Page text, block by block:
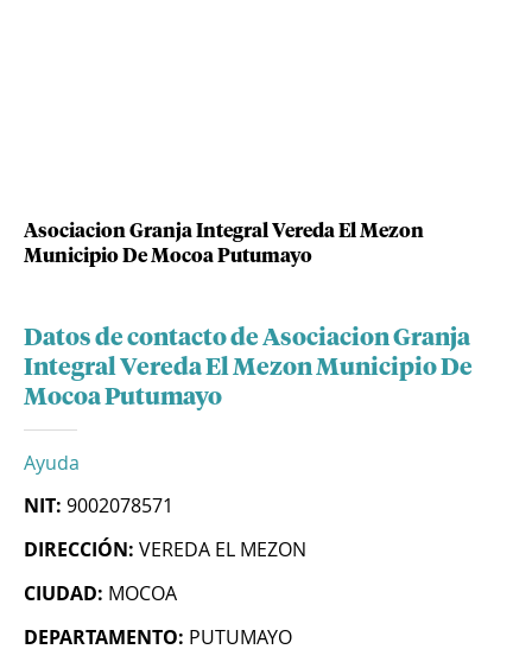
Asociacion Granja Integral Vereda El Mezon
Municipio De Mocoa Putumayo
Datos de contacto de Asociacion Granja
Integral Vereda El Mezon Municipio De
Mocoa Putumayo
Ayuda
NIT: 9002078571
DIRECCIÓN: VEREDA EL MEZON
CIUDAD: MOCOA
DEPARTAMENTO: PUTUMAYO